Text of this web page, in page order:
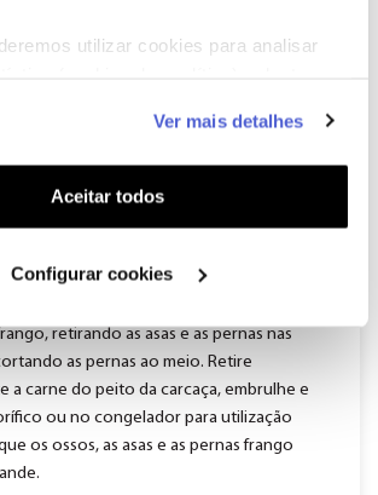
utilizar cookies para analisar
(cookies de personalização e
adaptar anúncios aos seus interesses
personalizada). Pode gerir a
Ver mais detalhes
Aceitar todos
Configurar cookies
retirando as asas e as pernas nas
as pernas ao meio. Retire
a carne do peito da carcaça, embrulhe e
ou no congelador para utilização
os ossos, as asas e as pernas frango